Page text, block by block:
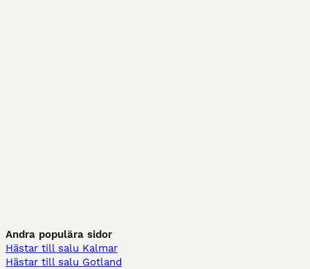
Andra populära sidor
Hästar till salu Kalmar
Hästar till salu Gotland